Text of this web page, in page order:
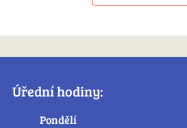
Úřední hodiny:
Pondělí